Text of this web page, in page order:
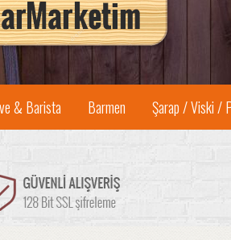
& Barista Barmen Şarap / Viski /